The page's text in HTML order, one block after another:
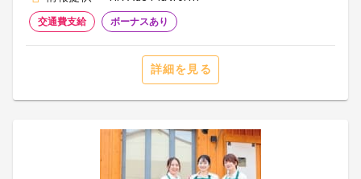
交通費支給 ボーナスあり
詳細を見る